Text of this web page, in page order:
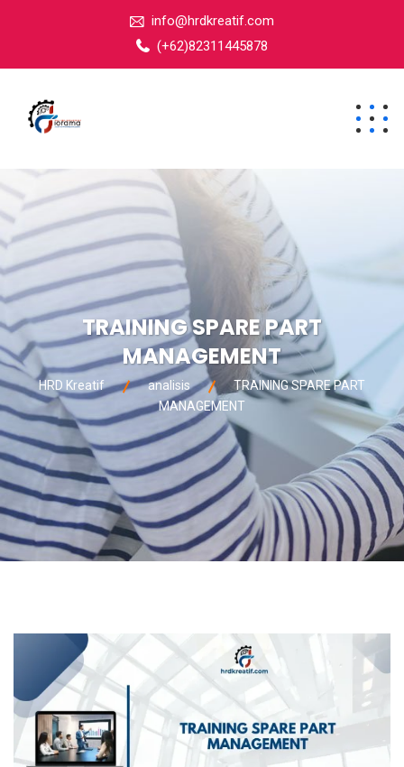
info@hrdkreatif.com
(+62)82311445878
TRAINING SPARE PART
MANAGEMENT
HRD Kreatif analisis
TRAINING SPARE PART
MANAGEMENT